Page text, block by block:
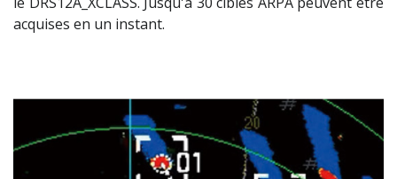
acquises en un instant.